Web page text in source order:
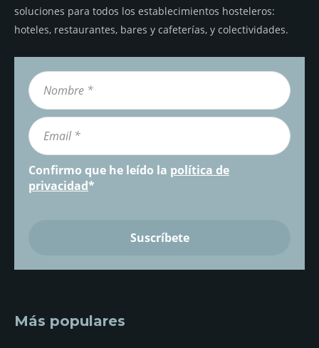
soluciones para todos los establecimientos hosteleros:
hoteles, restaurantes, bares y cafeterías, y colectividades.
Confirmo que he leído la política de
privacidad*
Más populares